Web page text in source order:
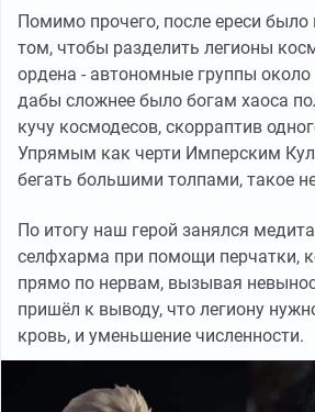
Помимо прочего, после ереси
том, чтобы разделить легионы
ордена - автономные группы около
дабы сложнее было богам хаоса
кучу космодесов, скорраптив
Упрямым как черти Имперским
бегать большими толпами, такое
По итогу наш герой занялся
селфхарма при помощи перчатки,
прямо по нервам, вызывая
пришёл к выводу, что легиону
кровь, и уменьшение численности.